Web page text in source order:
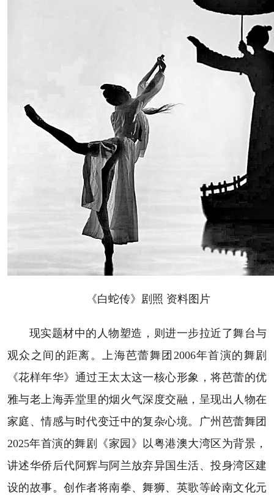
《白蛇传》剧照 资料图片
现实题材中的人物塑造，则进一步拉近了舞台与
观众之间的距离。上海芭蕾舞团2006年首演的舞剧
《花样年华》通过王太太这一核心形象，将芭蕾的优
雅与老上海弄堂里的烟火气深度交融，呈现出人物在
家庭、情感与时代变迁中的复杂心境。广州芭蕾舞团
2025年首演的舞剧《家园》以粤港澳大湾区为背景，
讲述华侨后代阿辉与阿兰放弃异国生活、投身湾区建
设的故事。创作者将南拳、舞狮、英歌等岭南文化元